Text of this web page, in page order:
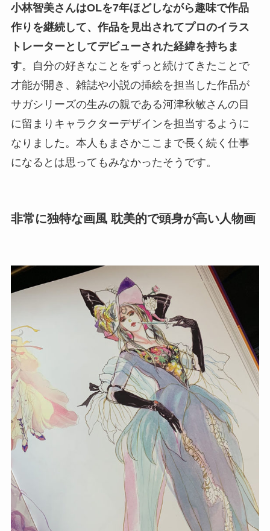
小林智美さんはOLを7年ほどしながら趣味で作品
作りを継続して、作品を見出されてプロのイラス
トレーターとしてデビューされた経緯を持ちま
す。自分の好きなことをずっと続けてきたことで
才能が開き、雑誌や小説の挿絵を担当した作品が
サガシリーズの生みの親である河津秋敏さんの目
に留まりキャラクターデザインを担当するように
なりました。本人もまさかここまで長く続く仕事
になるとは思ってもみなかったそうです。
非常に独特な画風 耽美的で頭身が高い人物画